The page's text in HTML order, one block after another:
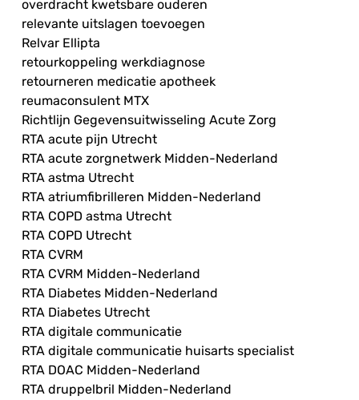
overdracht kwetsbare ouderen
relevante uitslagen toevoegen
Relvar Ellipta
retourkoppeling werkdiagnose
retourneren medicatie apotheek
reumaconsulent MTX
Richtlijn Gegevensuitwisseling Acute Zorg
RTA acute pijn Utrecht
RTA acute zorgnetwerk Midden-Nederland
RTA astma Utrecht
RTA atriumfibrilleren Midden-Nederland
RTA COPD astma Utrecht
RTA COPD Utrecht
RTA CVRM
RTA CVRM Midden-Nederland
RTA Diabetes Midden-Nederland
RTA Diabetes Utrecht
RTA digitale communicatie
RTA digitale communicatie huisarts specialist
RTA DOAC Midden-Nederland
RTA druppelbril Midden-Nederland